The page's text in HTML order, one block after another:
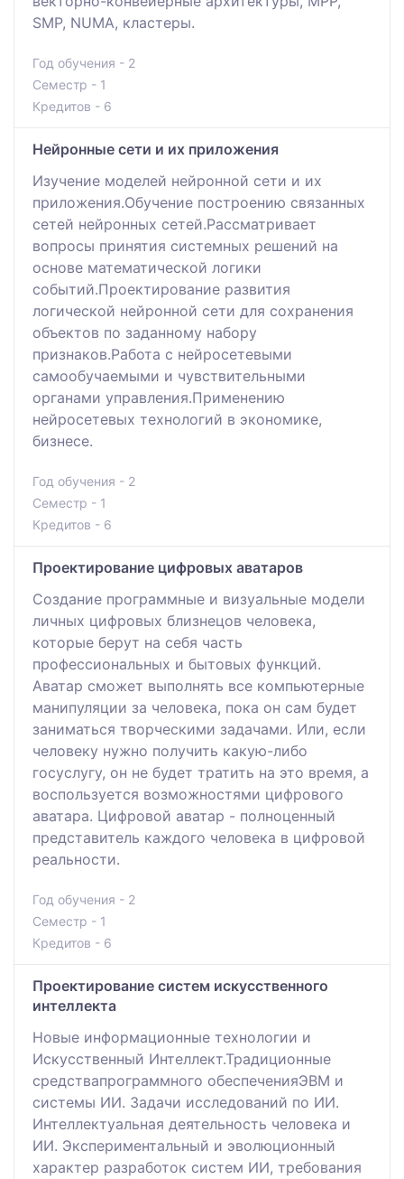
SMP, NUMA, кластеры.
Год обучения - 2
Семестр - 1
Кредитов - 6
Нейронные сети и их приложения
Изучение моделей нейронной сети и их
приложения.Обучение построению связанных
сетей нейронных сетей.Рассматривает
вопросы принятия системных решений на
основе математической логики
событий.Проектирование развития
логической нейронной сети для сохранения
объектов по заданному набору
признаков.Работа с нейросетевыми
самообучаемыми и чувствительными
органами управления.Применению
нейросетевых технологий в экономике,
бизнесе.
Год обучения - 2
Семестр - 1
Кредитов - 6
Проектирование цифровых аватаров
Создание программные и визуальные модели
личных цифровых близнецов человека,
которые берут на себя часть
профессиональных и бытовых функций.
Аватар сможет выполнять все компьютерные
манипуляции за человека, пока он сам будет
заниматься творческими задачами. Или, если
человеку нужно получить какую-либо
госуслугу, он не будет тратить на это время, а
воспользуется возможностями цифрового
аватара. Цифровой аватар - полноценный
представитель каждого человека в цифровой
реальности.
Год обучения - 2
Семестр - 1
Кредитов - 6
Проектирование систем искусственного
интеллекта
Новые информационные технологии и
Искусственный Интеллект.Традиционные
средствапрограммного обеспеченияЭВМ и
системы ИИ. Задачи исследований по ИИ.
Интеллектуальная деятельность человека и
ИИ. Экспериментальный и эволюционный
характер разработок систем ИИ, требования